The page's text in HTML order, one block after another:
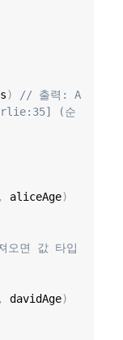
)
// 출력: A
(순
, aliceAge)
오면 값 타입
, davidAge)